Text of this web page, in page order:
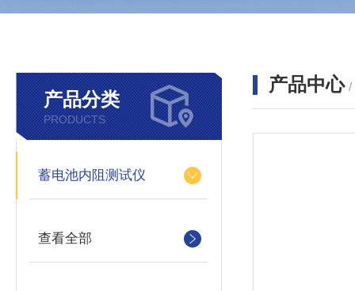
产品分类
PRODUCTS
蓄电池内阻测试仪
查看全部
产品中心 /